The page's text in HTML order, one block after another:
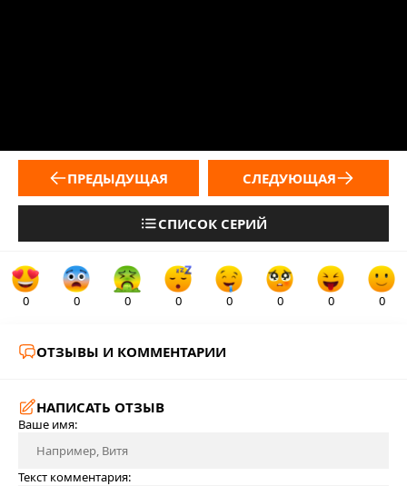
ПРЕДЫДУЩАЯ
СПИСОК СЕРИЙ
СЛЕДУЮЩАЯ
0 0 0 0 0 0 0 0
ОТЗЫВЫ И КОММЕНТАРИИ
НАПИСАТЬ ОТЗЫВ
Ваше имя:
Текст комментария: